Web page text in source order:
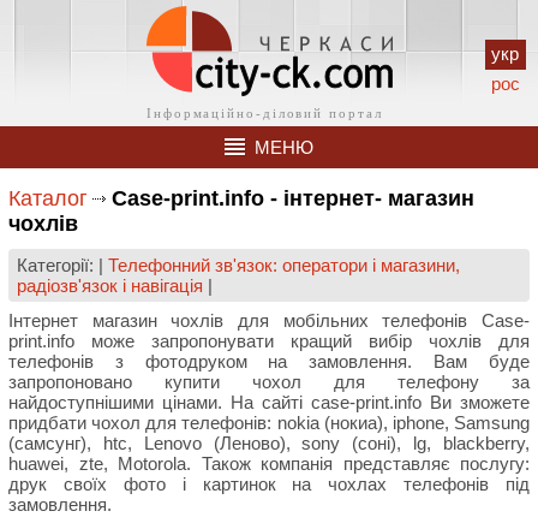
укр
рос
МЕНЮ
Каталог
Case-print.info - інтернет- магазин
чохлів
Категорії: | Телефонний зв'язок: оператори і магазини,
радіозв'язок і навігація |
Інтернет магазин чохлів для мобільних телефонів Case-
print.info може запропонувати кращий вибір чохлів для
телефонів з фотодруком на замовлення. Вам буде
запропоновано купити чохол для телефону за
найдоступнішими цінами. На сайті case-print.info Ви зможете
придбати чохол для телефонів: nokia (нокиа), iphone, Samsung
(самсунг), htc, Lenovo (Леново), sony (соні), lg, blackberry,
huawei, zte, Motorola. Також компанія представляє послугу:
друк своїх фото і картинок на чохлах телефонів під
замовлення.